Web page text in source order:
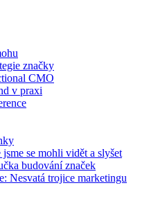
značky
CMO
v praxi
jsme se mohli vidět a slyšet
budování značek
Nesvatá trojice marketingu